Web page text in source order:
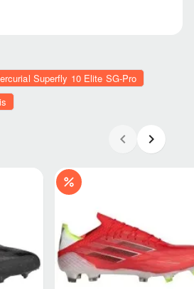
Superfly 10 Elite SG-Pro